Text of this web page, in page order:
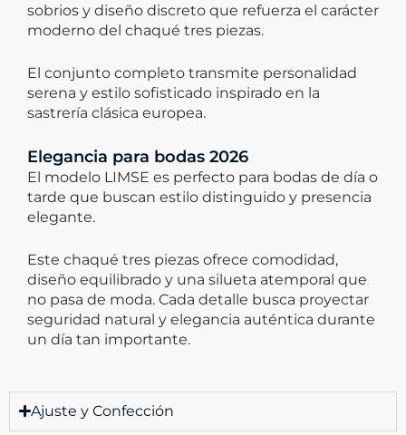
sobrios y diseño discreto que refuerza el carácter
moderno del chaqué tres piezas.
El conjunto completo transmite personalidad
serena y estilo sofisticado inspirado en la
sastrería clásica europea.
Elegancia para bodas 2026
El modelo LIMSE es perfecto para bodas de día o
tarde que buscan estilo distinguido y presencia
elegante.
Este chaqué tres piezas ofrece comodidad,
diseño equilibrado y una silueta atemporal que
no pasa de moda. Cada detalle busca proyectar
seguridad natural y elegancia auténtica durante
un día tan importante.
Ajuste y Confección